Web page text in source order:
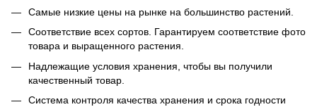
Самые низкие цены на рынке на большинство растений.
Соответствие всех сортов. Гарантируем соответствие фото
товара и выращенного растения.
Надлежащие условия хранения, чтобы вы получили
качественный товар.
Система контроля качества хранения и срока годности